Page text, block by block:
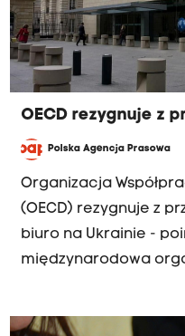
OECD rezygnuje z
Polska Agencja Prasowa
Organizacja
(OECD) rezygnuje z
biuro na Ukrainie -
międzynarodowa